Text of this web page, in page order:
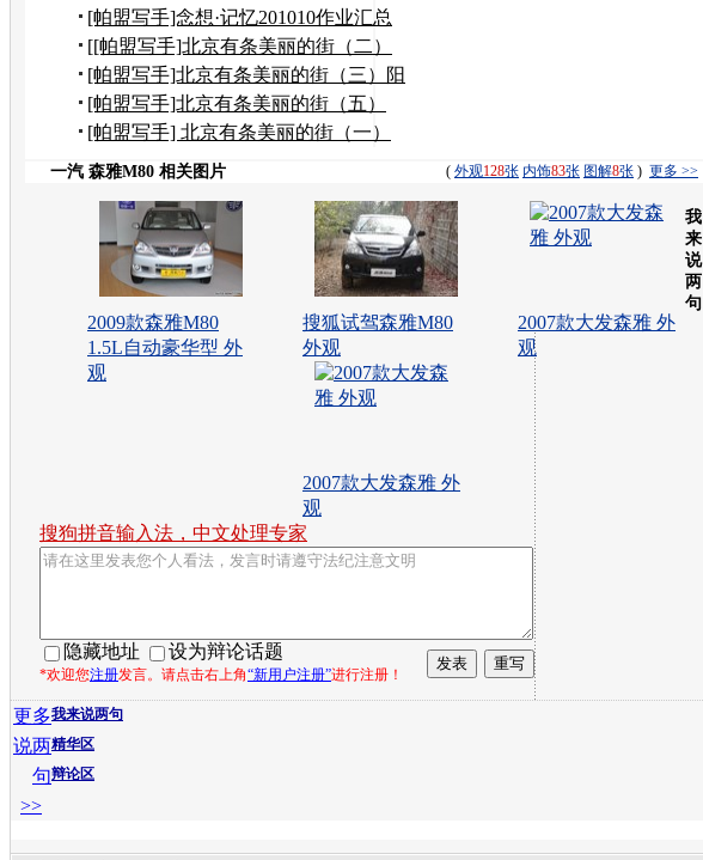
[帕盟写手]念想·记忆201010作业汇总
[[帕盟写手]北京有条美丽的街（二）
到奶奶家作客
[帕盟写手]北京有条美丽的街（三）阳
台上观望美景
[帕盟写手]北京有条美丽的街（五）
——风水宝地
[帕盟写手] 北京有条美丽的街（一）
( 外观128张 内饰83张 图解8张 ) 更多 >>
一汽 森雅M80 相关图片
2009款森雅M80
1.5L自动豪华型 外
观
搜狐试驾森雅M80
外观
2007款大发森雅 外
观
2007款大发森雅 外
观
我
来
说
两
句
搜狗拼音输入法，中文处理专家
隐藏地址 设为辩论话题
*欢迎您注册发言。请点击右上角“新用户注册”进行注册！
我来说两句
精华区
辩论区
更多
说两
句
>>